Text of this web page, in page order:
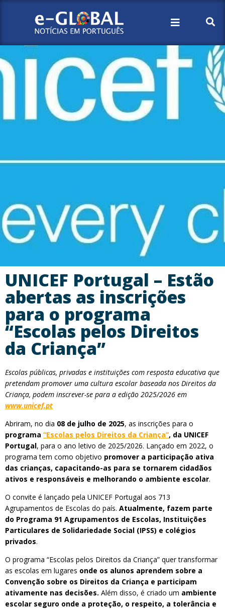
UNICEF Portugal – Estão
abertas as inscrições
para o programa
“Escolas pelos Direitos
da Criança”
Escolas públicas, privadas e instituições com resposta educativa que
pretendam promover uma cultura escolar baseada nos Direitos da
Criança, podem inscrever-se para a edição 2025/2026 em
www.unicef.pt
Abriram, no dia 08 de julho de 2025, as inscrições para o
programa “Escolas pelos Direitos da Criança”, da UNICEF
Portugal, para o ano letivo de 2025/2026. Lançado em 2022, o
programa tem como objetivo promover a participação ativa
das crianças, capacitando-as para se tornarem cidadãos
ativos e responsáveis e melhorando o ambiente escolar.
O convite é lançado pela UNICEF Portugal aos 713
Agrupamentos de Escolas do país. Atualmente, fazem parte
do Programa 91 Agrupamentos de Escolas, Instituições
Particulares de Solidariedade Social (IPSS) e colégios
privados.
O programa “Escolas pelos Direitos da Criança” quer transformar
as escolas em lugares onde os alunos aprendem sobre a
Convenção sobre os Direitos da Criança e participam
ativamente nas decisões. Além disso, é criado um ambiente
escolar seguro onde a proteção, o respeito, a tolerância e